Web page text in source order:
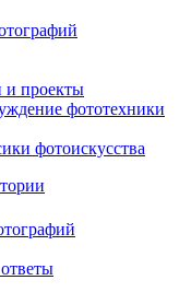
и проекты
фототехники
фотоискусства